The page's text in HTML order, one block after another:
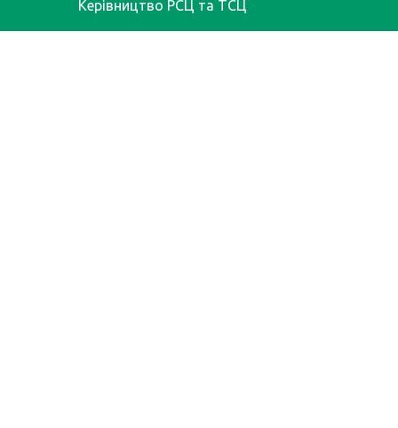
Керівництво РСЦ та ТСЦ